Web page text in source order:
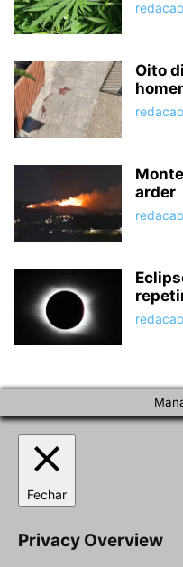
redacao
Oito
redacao
arder
redacao
redacao
Fechar
Privacy Overview